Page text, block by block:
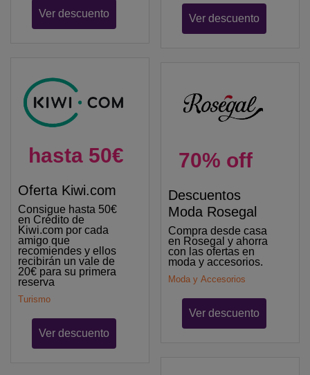
Ver descuento
hasta 50€
Oferta Kiwi.com
Consigue hasta 50€
en Crédito de
Kiwi.com por cada
amigo que
recomiendes y ellos
recibirán un vale de
20€ para su primera
reserva
Turismo
Ver descuento
Ver descuento
70% off
Descuentos
Moda Rosegal
Compra desde casa
en Rosegal y ahorra
con las ofertas en
moda y accesorios.
Moda y Accesorios
Ver descuento